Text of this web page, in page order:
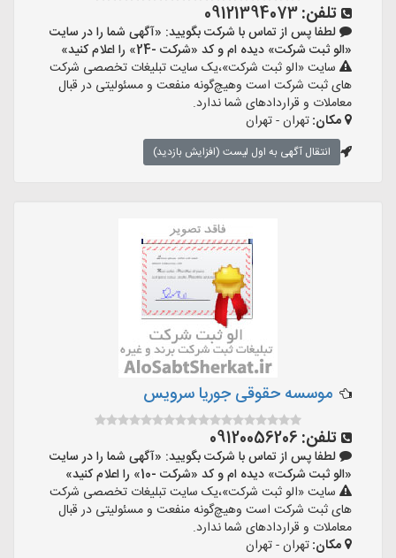
تلفن:09121394073
لطفا پس از تماس با شرکت بگویید: «آگهی شما را در سایت
«الو ثبت شرکت» دیده ام و کد «شرکت -24» را اعلام کنید»
سایت «الو ثبت شرکت»،یک سایت تبلیغات تخصصی شرکت
های ثبت شرکت است وهیچ‌گونه منفعت و مسئولیتی در قبال
معاملات و قراردادهای شما ندارد.
مکان:تهران - تهران
انتقال آگهی به اول لیست (افزایش بازدید)
موسسه حقوقی جوریا سرویس
تلفن: 09120056206
لطفا پس از تماس با شرکت بگویید: «آگهی شما را در سایت
«الو ثبت شرکت» دیده ام و کد «شرکت -10» را اعلام کنید»
سایت «الو ثبت شرکت»،یک سایت تبلیغات تخصصی شرکت
های ثبت شرکت است وهیچ‌گونه منفعت و مسئولیتی در قبال
معاملات و قراردادهای شما ندارد.
مکان:تهران - تهران